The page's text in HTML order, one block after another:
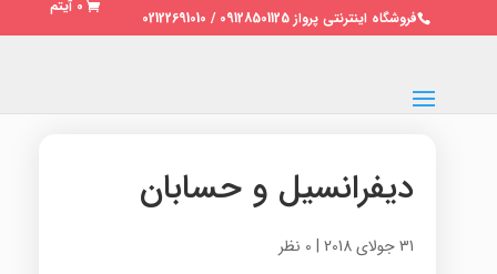
فروشگاه اینترنتی پرواز 09128501125 / 02122691010
0 آیتم
دیفرانسیل و حسابان
31 جولای 2018 | 0 نظر